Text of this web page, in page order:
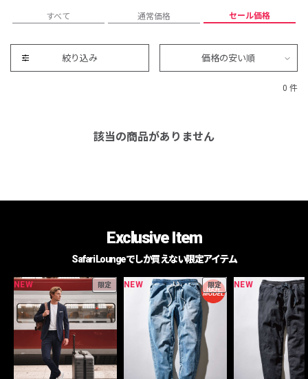
すべて 通常価格 セール価格
絞り込み 価格の安い順
0 件
該当の商品がありません
Exclusive Item
Safari Loungeでしか買えない限定アイテム
NEW 限定 NEW 限定 NEW